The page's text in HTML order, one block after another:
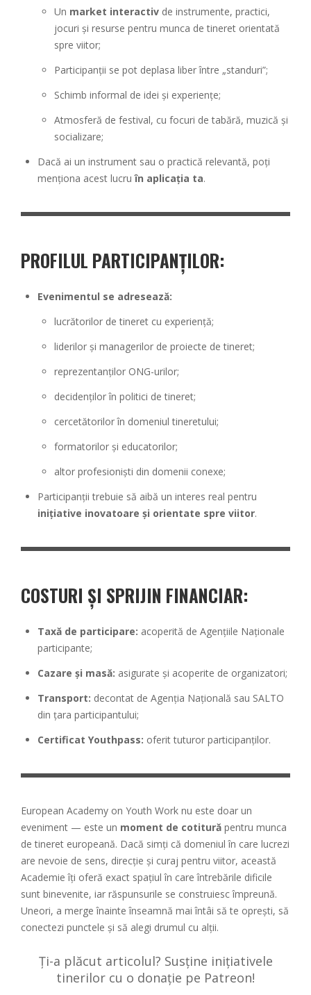
Un market interactiv de instrumente, practici,
jocuri și resurse pentru munca de tineret orientată
spre viitor;
Participanții se pot deplasa liber între „standuri”;
Schimb informal de idei și experiențe;
Atmosferă de festival, cu focuri de tabără, muzică și
socializare;
Dacă ai un instrument sau o practică relevantă, poți
menționa acest lucruîn aplicația ta.
PROFILUL PARTICIPANȚILOR:
Evenimentul se adresează:
lucrătorilor de tineret cu experiență;
liderilor și managerilor de proiecte de tineret;
reprezentanților ONG-urilor;
decidenților în politici de tineret;
cercetătorilor în domeniul tineretului;
formatorilor și educatorilor;
altor profesioniști din domenii conexe;
Participanții trebuie să aibă un interes real pentru
inițiative inovatoare și orientate spre viitor.
COSTURI ȘI SPRIJIN FINANCIAR:
Taxă de participare: acoperită de Agențiile Naționale
participante;
Cazare și masă: asigurate și acoperite de organizatori;
Transport: decontat de Agenția Națională sau SALTO
din țara participantului;
Certificat Youthpass: oferit tuturor participanților.
European Academy on Youth Work nu este doar un
eveniment — este un moment de cotitură pentru munca
de tineret europeană. Dacă simți că domeniul în care lucrezi
are nevoie de sens, direcție și curaj pentru viitor, această
Academie îți oferă exact spațiul în care întrebările dificile
sunt binevenite, iar răspunsurile se construiesc împreună.
Uneori, a merge înainte înseamnă mai întâi să te oprești, să
conectezi punctele și să alegi drumul cu alții.
Ți-a plăcut articolul? Susține inițiativele
tinerilor cu o donație pe Patreon!